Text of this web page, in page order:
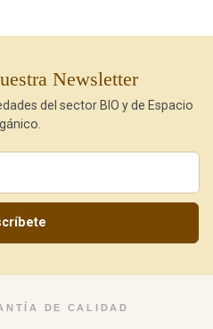
Newsletter
del sector BIO y de Espacio
DE CALIDAD